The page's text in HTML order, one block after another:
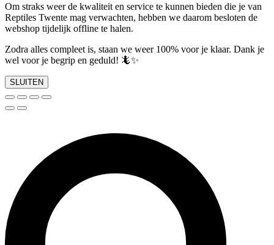
Om straks weer de kwaliteit en service te kunnen bieden die je van
Reptiles Twente mag verwachten, hebben we daarom besloten de
webshop tijdelijk offline te halen.
Zodra alles compleet is, staan we weer 100% voor je klaar. Dank je
wel voor je begrip en geduld! 🦎✨
SLUITEN